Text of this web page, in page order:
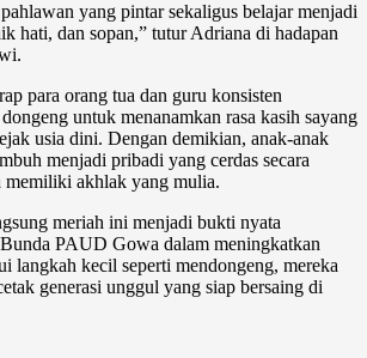
yang pintar sekaligus belajar menjadi
hati, dan sopan,” tutur Adriana di hadapan
para orang tua dan guru konsisten
untuk menanamkan rasa kasih sayang
usia dini. Dengan demikian, anak-anak
menjadi pribadi yang cerdas secara
memiliki akhlak yang mulia.
meriah ini menjadi bukti nyata
PAUD Gowa dalam meningkatkan
langkah kecil seperti mendongeng, mereka
generasi unggul yang siap bersaing di